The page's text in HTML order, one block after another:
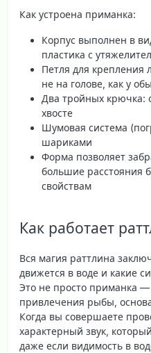
Как устроена приманка:
Корпус выполнен в
пластика с
Петля для крепления
не на голове, как у
Два тройных крючка:
хвосте
Шумовая система
шариками
Форма позволяет
большие расстояния
свойствам
Как работает
Вся магия раттлина
движется в воде и какие
Это не просто приманка —
привлечения рыбы,
Когда вы совершаете
характерный звук,
даже если видимость в